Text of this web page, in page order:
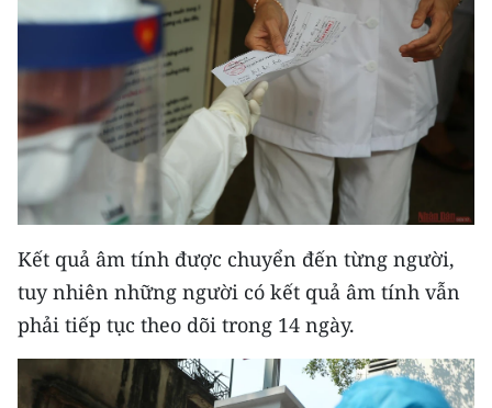
Kết quả âm tính được chuyển đến từng người,
tuy nhiên những người có kết quả âm tính vẫn
phải tiếp tục theo dõi trong 14 ngày.